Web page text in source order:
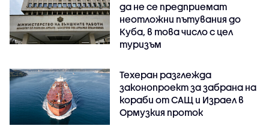
да не се предприемат
неотложни пътувания до
Куба, в това число с цел
туризъм
Техеран разглежда
законопроект за забрана на
кораби от САЩ и Израел в
Ормузкия проток